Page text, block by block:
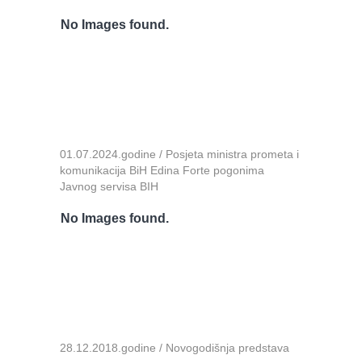
No Images found.
01.07.2024.godine / Posjeta ministra prometa i
komunikacija BiH Edina Forte pogonima
Javnog servisa BIH
No Images found.
28.12.2018.godine / Novogodišnja predstava